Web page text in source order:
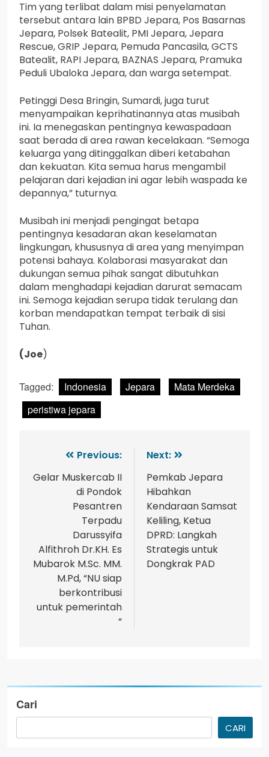
Tim yang terlibat dalam misi penyelamatan
tersebut antara lain BPBD Jepara, Pos Basarnas
Jepara, Polsek Batealit, PMI Jepara, Jepara
Rescue, GRIP Jepara, Pemuda Pancasila, GCTS
Batealit, RAPI Jepara, BAZNAS Jepara, Pramuka
Peduli Ubaloka Jepara, dan warga setempat.
Petinggi Desa Bringin, Sumardi, juga turut
menyampaikan keprihatinannya atas musibah
ini. Ia menegaskan pentingnya kewaspadaan
saat berada di area rawan kecelakaan. “Semoga
keluarga yang ditinggalkan diberi ketabahan
dan kekuatan. Kita semua harus mengambil
pelajaran dari kejadian ini agar lebih waspada ke
depannya,” tuturnya.
Musibah ini menjadi pengingat betapa
pentingnya kesadaran akan keselamatan
lingkungan, khususnya di area yang menyimpan
potensi bahaya. Kolaborasi masyarakat dan
dukungan semua pihak sangat dibutuhkan
dalam menghadapi kejadian darurat semacam
ini. Semoga kejadian serupa tidak terulang dan
korban mendapatkan tempat terbaik di sisi
Tuhan.
(Joe)
Tagged: Indonesia Jepara
Mata Merdeka
peristiwa jepara
Previous:
Gelar Muskercab II
di Pondok
Pesantren
Terpadu
Darussyifa
Alfithroh Dr.KH. Es
Mubarok M.Sc. MM.
M.Pd, “NU siap
berkontribusi
untuk pemerintah
“
Next:
Pemkab Jepara
Hibahkan
Kendaraan Samsat
Keliling, Ketua
DPRD: Langkah
Strategis untuk
Dongkrak PAD
Cari
CARI